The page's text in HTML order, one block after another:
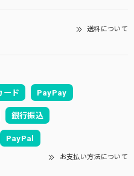
送料について
ード PayPay
銀行振込
PayPal
お支払い方法について